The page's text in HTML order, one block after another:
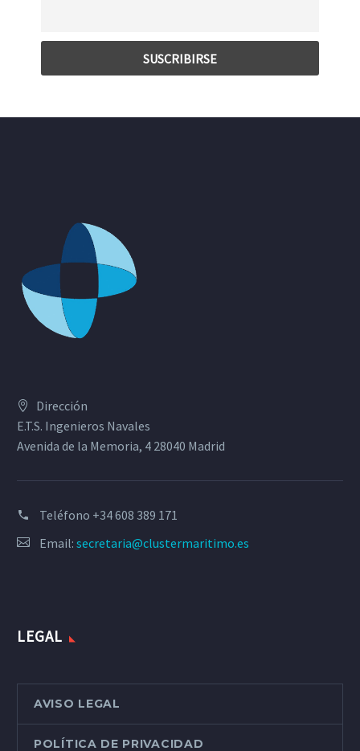
Dirección
E.T.S. Ingenieros Navales
Avenida de la Memoria, 4 28040 Madrid
Teléfono +34 608 389 171
Email: secretaria@clustermaritimo.es
LEGAL
AVISO LEGAL
POLÍTICA DE PRIVACIDAD